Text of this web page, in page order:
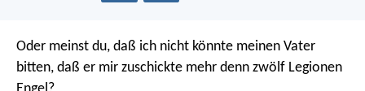
Oder meinst du, daß ich nicht könnte meinen Vater
bitten, daß er mir zuschickte mehr denn zwölf Legionen